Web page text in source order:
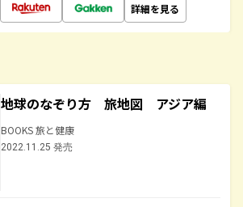
詳細を見る
地球のなぞり方 旅地図 アジア編
BOOKS 旅と健康
2022.11.25 発売